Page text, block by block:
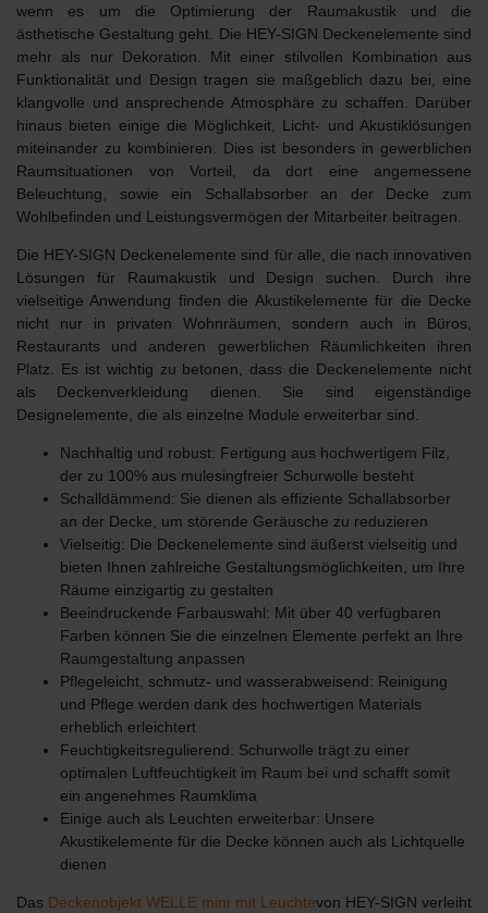
wenn es um die Optimierung der Raumakustik und die
ästhetische Gestaltung geht. Die HEY-SIGN Deckenelemente sind
mehr als nur Dekoration. Mit einer stilvollen Kombination aus
Funktionalität und Design tragen sie maßgeblich dazu bei, eine
klangvolle und ansprechende Atmosphäre zu schaffen. Darüber
hinaus bieten einige die Möglichkeit, Licht- und Akustiklösungen
miteinander zu kombinieren. Dies ist besonders in gewerblichen
Raumsituationen von Vorteil, da dort eine angemessene
Beleuchtung, sowie ein Schallabsorber an der Decke zum
Wohlbefinden und Leistungsvermögen der Mitarbeiter beitragen.
Die HEY-SIGN Deckenelemente sind für alle, die nach innovativen
Lösungen für Raumakustik und Design suchen. Durch ihre
vielseitige Anwendung finden die Akustikelemente für die Decke
nicht nur in privaten Wohnräumen, sondern auch in Büros,
Restaurants und anderen gewerblichen Räumlichkeiten ihren
Platz. Es ist wichtig zu betonen, dass die Deckenelemente nicht
als Deckenverkleidung dienen. Sie sind eigenständige
Designelemente, die als einzelne Module erweiterbar sind.
Nachhaltig und robust: Fertigung aus hochwertigem Filz,
der zu 100% aus mulesingfreier Schurwolle besteht
Schalldämmend: Sie dienen als effiziente Schallabsorber
an der Decke, um störende Geräusche zu reduzieren
Vielseitig: Die Deckenelemente sind äußerst vielseitig und
bieten Ihnen zahlreiche Gestaltungsmöglichkeiten, um Ihre
Räume einzigartig zu gestalten
Beeindruckende Farbauswahl: Mit über 40 verfügbaren
Farben können Sie die einzelnen Elemente perfekt an Ihre
Raumgestaltung anpassen
Pflegeleicht, schmutz- und wasserabweisend: Reinigung
und Pflege werden dank des hochwertigen Materials
erheblich erleichtert
Feuchtigkeitsregulierend: Schurwolle trägt zu einer
optimalen Luftfeuchtigkeit im Raum bei und schafft somit
ein angenehmes Raumklima
Einige auch als Leuchten erweiterbar: Unsere
Akustikelemente für die Decke können auch als Lichtquelle
dienen
Das Deckenobjekt WELLE mini mit Leuchtevon HEY-SIGN verleiht